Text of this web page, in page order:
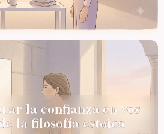
la confianza en vos
la filosofía estoica